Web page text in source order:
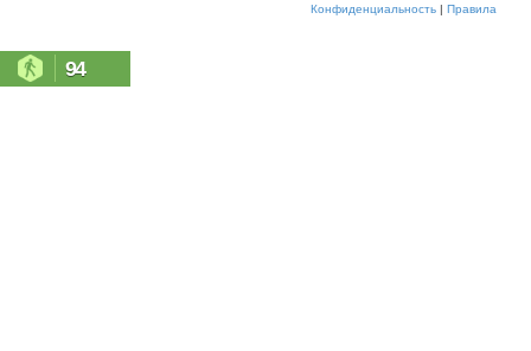
Конфиденциальность | Правила
94